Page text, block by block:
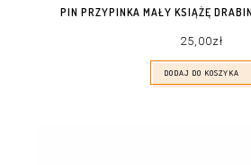
PIN PRZYPINKA MAŁY KSIĄŻĘ
25,00zł
DODAJ DO KOSZYKA